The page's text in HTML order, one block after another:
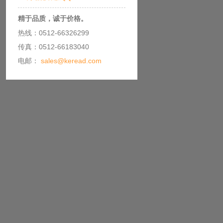
精于品质，诚于价格。
热线：0512-66326299
传真：0512-66183040
电邮： sales@keread.com